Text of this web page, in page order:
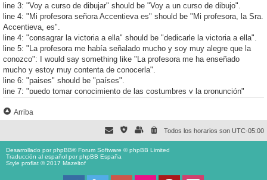
line 3: "Voy a curso de dibujar" should be "Voy a un curso de dibujo".
line 4: "Mi profesora señora Accentieva es" should be "Mi profesora, la Sra.
Accentieva, es".
line 4: "consagrar la victoria a ella" should be "dedicarle la victoria a ella".
line 5: "La profesora me había señalado mucho y soy muy alegre que la
conozco": I would say something like "La profesora me ha enseñado
mucho y estoy muy contenta de conocerla".
line 6: "paises" should be "países".
line 7: "puedo tomar conocimiento de las costumbres y la pronunción"
porHubert»Julio 26, 2017, 11:44 am
Hello, I had this text to write and I'm not sure if it's correct, actually I'm
pretty sure there are lots of mistakes (: I don't have anyone to ask, so if
Arriba
Todos los horarios son UTC-05:00
Desarrollado porphpBB® Forum Software © phpBB Limited
Traducción al español porphpBB España
Style proflat © 2017 Mazeltof